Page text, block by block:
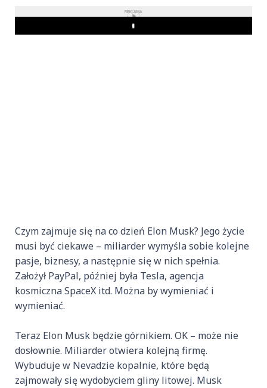
REKLAMA
Play
Czym zajmuje się na co dzień Elon Musk? Jego życie
musi być ciekawe – miliarder wymyśla sobie kolejne
pasje, biznesy, a następnie się w nich spełnia.
Założył PayPal, później była Tesla, agencja
kosmiczna SpaceX itd. Można by wymieniać i
wymieniać.
Teraz Elon Musk będzie górnikiem. OK – może nie
dosłownie. Miliarder otwiera kolejną firmę.
Wybuduje w Nevadzie kopalnie, które będą
zajmowały się wydobyciem gliny litowej. Musk